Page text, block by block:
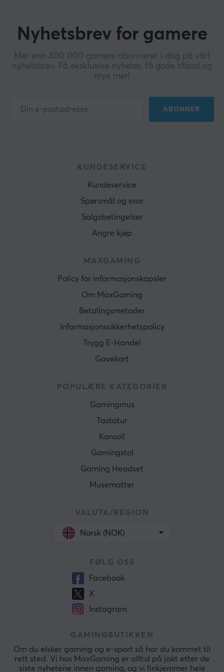
Nyhetsbrev for gamere
Mer enn 400 000 gamere abonnerer i dag på vårt
nyhetsbrev. Få eksklusive nyheter, få gode tilbud og
mye mer!
ABONNER
KUNDESERVICE
Kundeservice
Spørsmål og svar
Salgsbetingelser
Angre kjøp
MAXGAMING
Policy for informasjonskapsler
Om MaxGaming
Betalingsmetoder
Informasjonssikkerhetspolicy
Trygg E-Handel
Gavekort
POPULÆRE KATEGORIER
Gamingmus
Tastatur
Konsoll
Gamingstol
Gaming Headset
Musematter
VALUTA/REGION
Norsk (NOK)
FØLG OSS
Facebook
X
Instagram
GAMINGBUTIKKEN
Om du elsker gaming og e-sport så har du kommet til
rett sted. Vi hos MaxGaming er alltid på jakt etter de
siste nyhetene innen gaming, og vi finkjemmer hele